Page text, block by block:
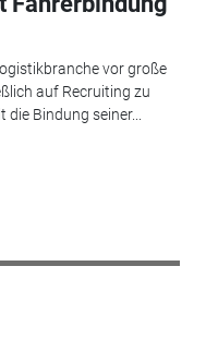
vor große
auf Recruiting zu
Bindung seiner...